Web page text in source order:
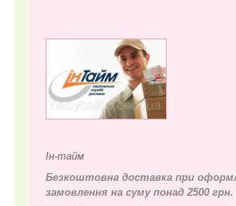
Ін-тайм
Безкоштовна доставка при
замовлення на суму понад 2500 грн.